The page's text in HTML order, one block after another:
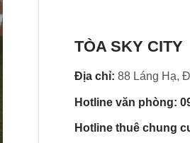
TÒA SKY CITY
Địa chỉ: 88 Láng Hạ,
Hotline văn phòng:
Hotline thuê chung